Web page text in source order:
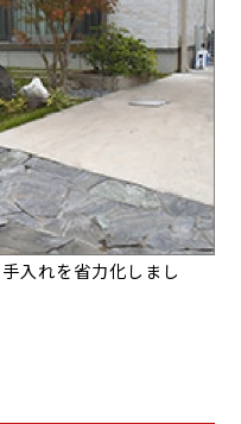
入れを省力化しまし